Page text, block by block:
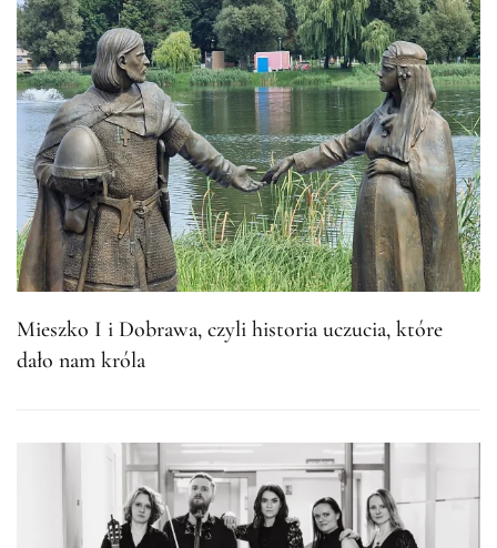
Mieszko I i Dobrawa, czyli historia uczucia, które
dało nam króla